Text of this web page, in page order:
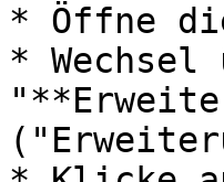
* Öffne
*